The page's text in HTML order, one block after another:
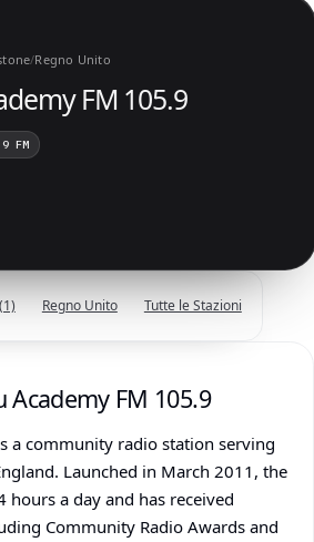
/Regno Unito
FM 105.9
FM
Regno Unito Tutte le Stazioni
FM 105.9
a community radio station serving
Launched in March 2011, the
hours a day and has received
Community Radio Awards and